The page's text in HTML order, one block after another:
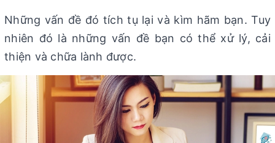
Những vấn đề đó tích tụ lại và kìm hãm bạn. Tuy
nhiên đó là những vấn đề bạn có thể xử lý, cải
thiện và chữa lành được.